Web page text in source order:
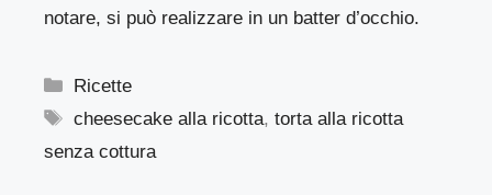
notare, si può realizzare in un batter d’occhio.
Categorie
Ricette
Tag
cheesecake alla ricotta,torta alla ricotta
senza cottura